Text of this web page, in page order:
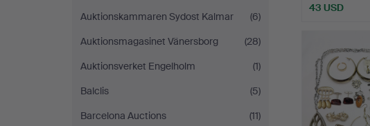
Auktionskammaren Sydost Kalmar
(6)
Auktionsmagasinet Vänersborg
(28)
Auktionsverket Engelholm
(1)
Balclis
(5)
Barcelona Auctions
(11)
43 USD